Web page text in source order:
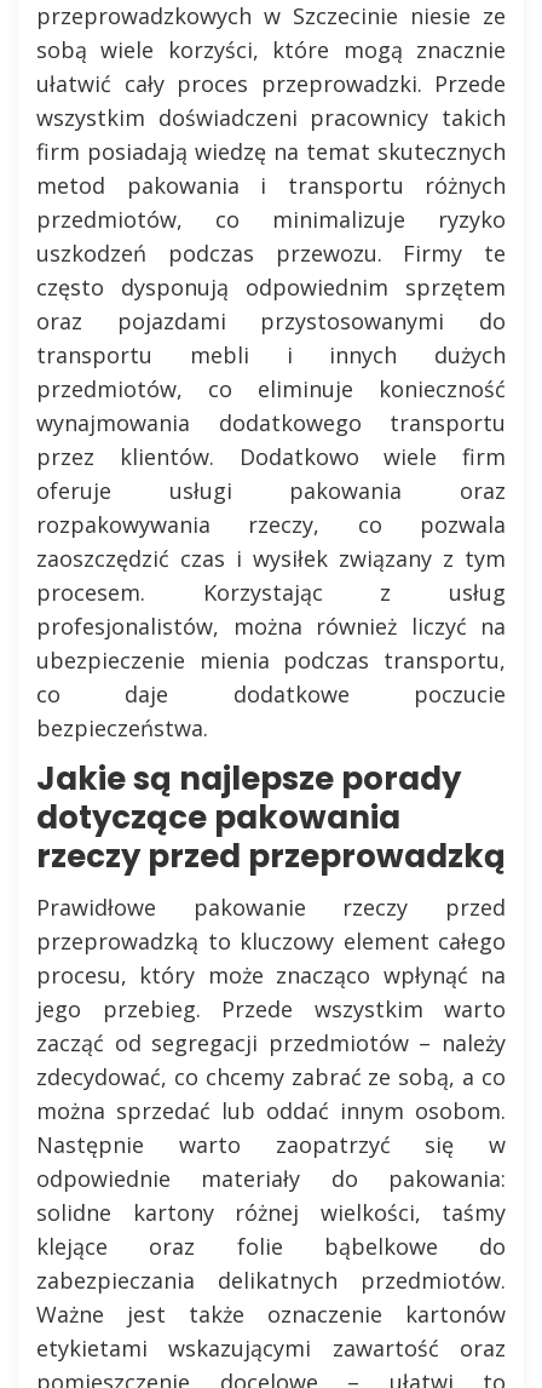
przeprowadzkowych w Szczecinie niesie ze
sobą wiele korzyści, które mogą znacznie
ułatwić cały proces przeprowadzki. Przede
wszystkim doświadczeni pracownicy takich
firm posiadają wiedzę na temat skutecznych
metod pakowania i transportu różnych
przedmiotów, co minimalizuje ryzyko
uszkodzeń podczas przewozu. Firmy te
często dysponują odpowiednim sprzętem
oraz pojazdami przystosowanymi do
transportu mebli i innych dużych
przedmiotów, co eliminuje konieczność
wynajmowania dodatkowego transportu
przez klientów. Dodatkowo wiele firm
oferuje usługi pakowania oraz
rozpakowywania rzeczy, co pozwala
zaoszczędzić czas i wysiłek związany z tym
procesem. Korzystając z usług
profesjonalistów, można również liczyć na
ubezpieczenie mienia podczas transportu,
co daje dodatkowe poczucie
bezpieczeństwa.
Jakie są najlepsze porady
dotyczące pakowania
rzeczy przed przeprowadzką
Prawidłowe pakowanie rzeczy przed
przeprowadzką to kluczowy element całego
procesu, który może znacząco wpłynąć na
jego przebieg. Przede wszystkim warto
zacząć od segregacji przedmiotów – należy
zdecydować, co chcemy zabrać ze sobą, a co
można sprzedać lub oddać innym osobom.
Następnie warto zaopatrzyć się w
odpowiednie materiały do pakowania:
solidne kartony różnej wielkości, taśmy
klejące oraz folie bąbelkowe do
zabezpieczania delikatnych przedmiotów.
Ważne jest także oznaczenie kartonów
etykietami wskazującymi zawartość oraz
pomieszczenie docelowe – ułatwi to